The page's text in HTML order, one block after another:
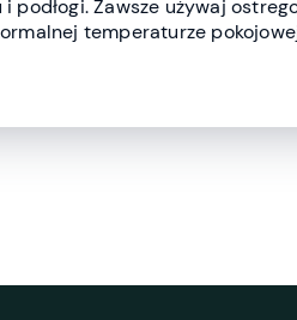
Zawsze używaj
temperaturze